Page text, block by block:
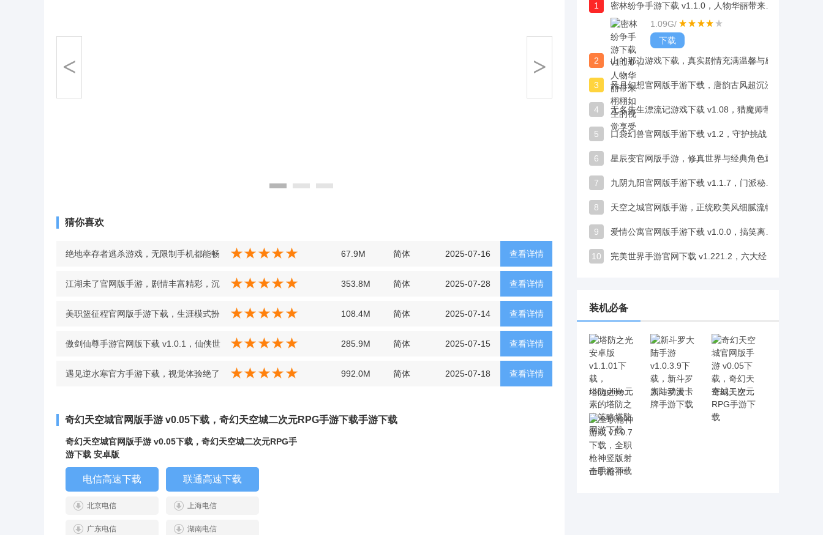
< >
猜你喜欢
查看详情
绝地幸存者逃杀游戏，无限制手机都能畅
玩，操作流畅获好评 v1.0
67.9M 简体 2025-07-16
查看详情
江湖未了官网版手游，剧情丰富精彩，沉
浸感强 v2.5.0
353.8M 简体 2025-07-28
查看详情
美职篮征程官网版手游下载，生涯模式扮
演球员、经典模式化身经理 v3.6
108.4M 简体 2025-07-14
查看详情
傲剑仙尊手游官网版下载 v1.0.1，仙侠世
界体验佳，傲剑仙尊获玩家力赞 v1.0.1
285.9M 简体 2025-07-15
查看详情
遇见逆水寒官方手游下载，视觉体验绝了 992.0M 简体 2025-07-18
奇幻天空城官网版手游 v0.05下载，奇幻天空城二次元RPG手游下载手游下载
奇幻天空城官网版手游 v0.05下载，奇幻天空城二次元RPG手
游下载 安卓版
电信高速下载 联通高速下载
北京电信 上海电信
广东电信 湖南电信
1
1.09G/
下载
2 山的那边游戏下载，真实剧情充满温馨与感动
3
4
5
6 星辰变官网版手游，修真世界与经典角色重现
7
8
9
10
装机必备
塔防之光安卓版 v1.1.01下载，rougelike元素的塔防之光策略塔防网游下载 新斗罗大陆手游 v1.0.3.9下载，新斗罗大陆动漫卡牌手游下载 奇幻天空城官网版手游 v0.05下载，奇幻天空城二次元RPG手游下载
全职枪神游戏 v1.0.7下载，全职枪神竖版射击手游下载